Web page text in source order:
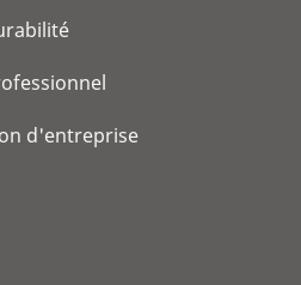
d'entreprise